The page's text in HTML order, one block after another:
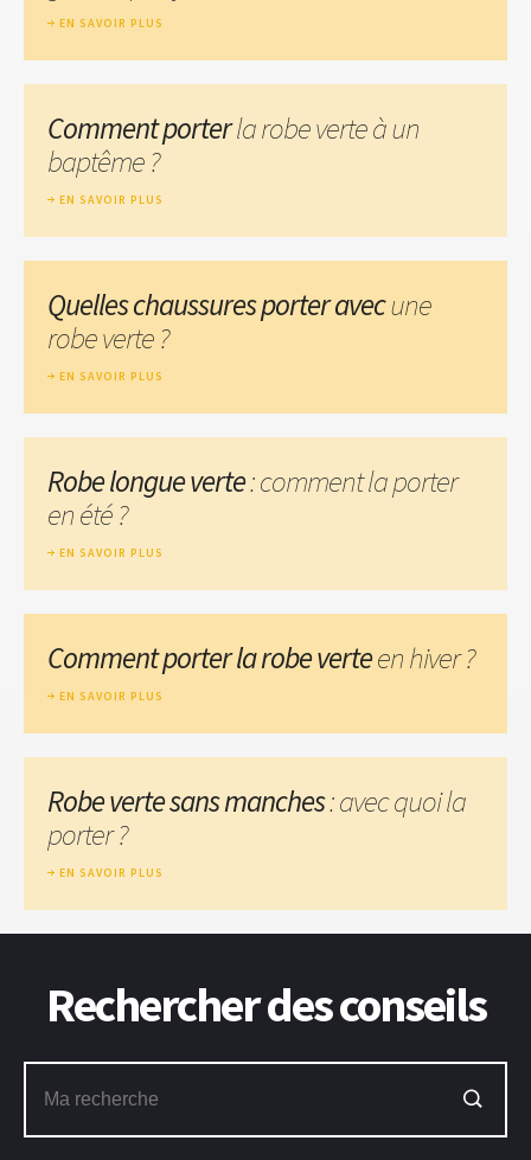
EN SAVOIR PLUS
Comment porterla robe verte à un
baptême ?
EN SAVOIR PLUS
Quelles chaussures porter avecune
robe verte ?
EN SAVOIR PLUS
Robe longue verte: comment la porter
en été ?
EN SAVOIR PLUS
Comment porter la robe verteen hiver ?
EN SAVOIR PLUS
Robe verte sans manches: avec quoi la
porter ?
EN SAVOIR PLUS
Rechercher des conseils